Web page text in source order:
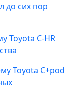
до сих пор
Toyota C-HR
Toyota C+pod